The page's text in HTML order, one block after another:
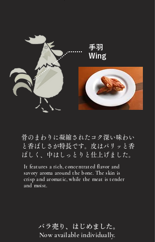
手羽
Wing
骨のまわりに凝縮されたコク深い味わい
と香ばしさが特長です。皮はパリッと香
ばしく、中はしっとりと仕上げました。
It features a rich, concentrated flavor and
savory aroma around the bone. The skin is
crisp and aromatic, while the meat is tender
and moist.
Now available individually.
バラ売り、はじめました。